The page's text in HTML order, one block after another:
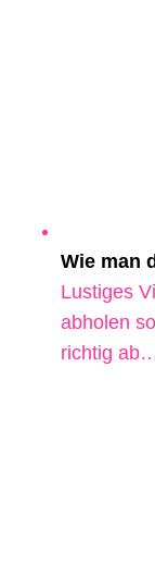
Wie man
Lustiges
abholen
richtig